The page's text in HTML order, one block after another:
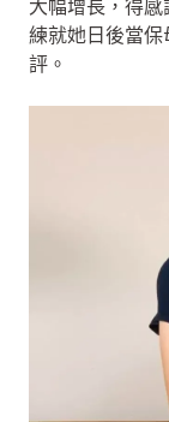
大幅增長，得感
練就她日後當保
評。